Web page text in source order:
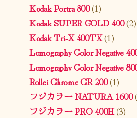
Kodak Portra 800(1)
Kodak SUPER GOLD 400(2)
Kodak Tri-X 400TX(1)
Lomography Color Negative
Lomography Color Negative
Rollei Chrome CR 200(1)
フジカラー NATURA 1600
フジカラー PRO 400H(3)